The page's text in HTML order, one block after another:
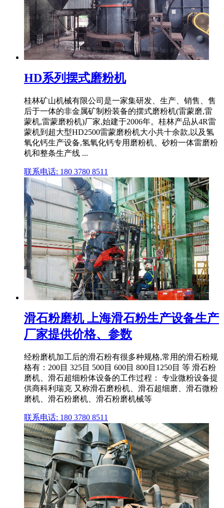
HD系列摆式磨粉机
桂林矿山机械有限公司是一家集研发、生产、销售、售
后于一体的非金属矿制粉装备的摆式磨粉机(雷蒙磨,雷
蒙机,雷蒙磨粉机)厂家,始建于2006年。桂林产品从4R雷
蒙机到超大型HD2500雷蒙磨粉机大小共十余款,以及氢
氧化钙生产设备,氢氧化钙专用磨粉机、砂粉一体雷磨粉
机和整条生产线 ...
联系电话: 180 3780 8511
滑石粉磨机 上海滑石粉生产设备生产
厂家提供价格、参数
经粉磨机加工后的滑石粉有很多种规格,常用的滑石粉规
格有：200目 325目 500目 600目 800目1250目 等 滑石粉
磨机、滑石超细粉体设备的工作过程： 专业微粉设备提
供商科利瑞克 又称滑石磨粉机、滑石超细磨、滑石微粉
磨机、滑石粉磨机、滑石粉磨机械等
联系电话: 180 3780 8511